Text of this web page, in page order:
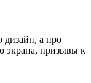
а про
экрана, призывы к